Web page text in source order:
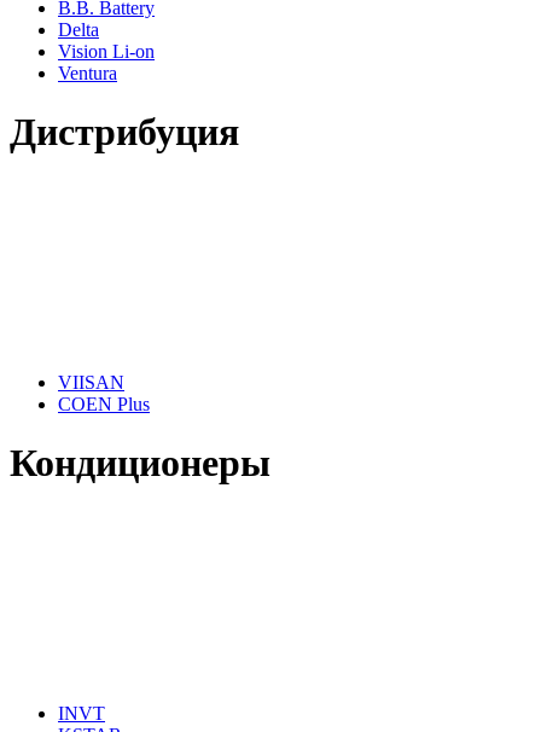
B.B. Battery
Delta
Vision Li-on
Ventura
Дистрибуция
VIISAN
COEN Plus
Кондиционеры
INVT